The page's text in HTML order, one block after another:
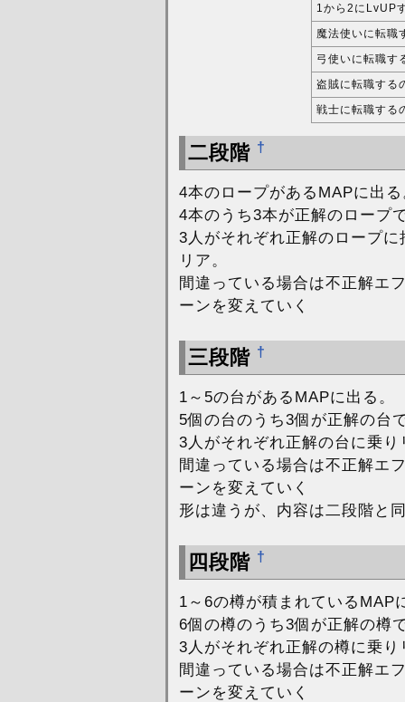
1から2にLvUP
魔法使いに転職
弓使いに転職す
盗賊に転職する
戦士に転職する
二段階 †
4本のロープがあるMAPに出
4本のうち3本が正解のロープ
3人がそれぞれ正解のロープ
リア。
間違っている場合は不正解エ
ーンを変えていく
三段階 †
1～5の台があるMAPに出る。
5個の台のうち3個が正解の台
3人がそれぞれ正解の台に乗
間違っている場合は不正解エ
ーンを変えていく
形は違うが、内容は二段階と
四段階 †
1～6の樽が積まれているMAP
6個の樽のうち3個が正解の樽
3人がそれぞれ正解の樽に乗
間違っている場合は不正解エ
ーンを変えていく